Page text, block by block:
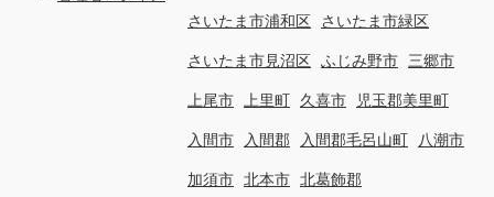
さいたま市浦和区 さいたま市緑区
さいたま市見沼区 ふじみ野市 三郷市
上尾市 上里町 久喜市 児玉郡美里町
入間市 入間郡 入間郡毛呂山町 八潮市
加須市 北本市 北葛飾郡